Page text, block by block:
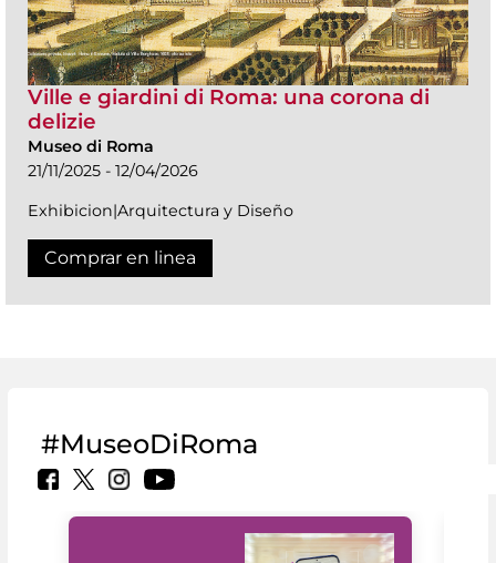
Ville e giardini di Roma: una corona di
delizie
Museo di Roma
21/11/2025 - 12/04/2026
Exhibicion|Arquitectura y Diseño
Comprar en linea
#MuseoDiRoma